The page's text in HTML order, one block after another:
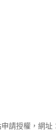
請授權，網址